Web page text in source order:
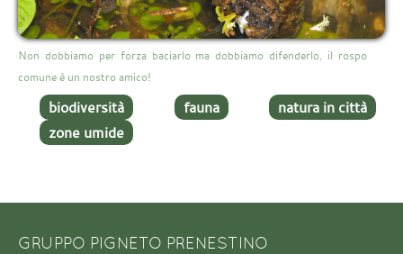
Non dobbiamo per forza baciarlo ma dobbiamo difenderlo, il rospo
comune è un nostro amico!
biodiversità fauna
natura in città
zone umide
GRUPPO PIGNETO PRENESTINO